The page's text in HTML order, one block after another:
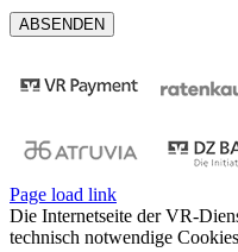
Page load link
Die Internetseite der VR-
technisch notwendige